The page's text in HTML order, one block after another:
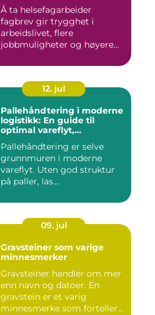
Å ta helsefagarbeider
fagbrev gir trygghet i
arbeidslivet, flere
jobbmuligheter og høyere
12. jul
Pallehåndtering i moderne
logistikk: En guide til
optimal vareflyt,
terminaleffektivitet
Pallehåndtering er selve
grunnmuren i moderne
vareflyt. Uten god struktur
på paller, las...
09. jul
Gravsteiner som varige
minnesmerker
Gravsteiner handler om mer
enn navn og datoer. En
gravstein er et varig
minnesmerke som forteller